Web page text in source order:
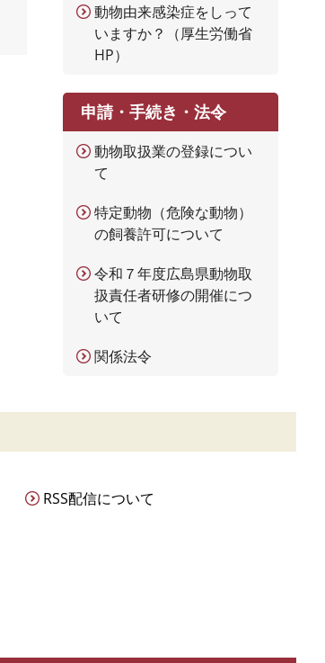
動物由来感染症をしって
いますか？（厚生労働省
HP）
申請・手続き・法令
動物取扱業の登録につい
て
特定動物（危険な動物）
の飼養許可について
令和７年度広島県動物取
扱責任者研修の開催につ
いて
関係法令
RSS配信について